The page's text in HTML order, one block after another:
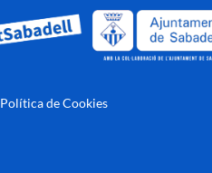
Política de Cookies